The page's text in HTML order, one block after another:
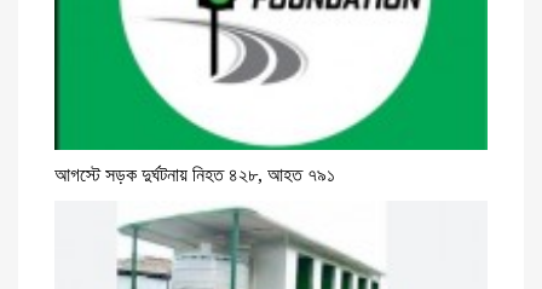
আগস্টে সড়ক দুর্ঘটনায় নিহত ৪২৮, আহত ৭৯১